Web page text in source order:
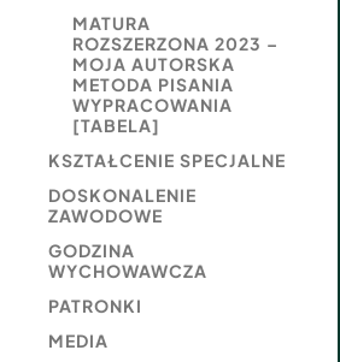
MATURA
ROZSZERZONA 2023 –
MOJA AUTORSKA
METODA PISANIA
WYPRACOWANIA
[TABELA]
KSZTAŁCENIE SPECJALNE
DOSKONALENIE
ZAWODOWE
GODZINA
WYCHOWAWCZA
PATRONKI
MEDIA